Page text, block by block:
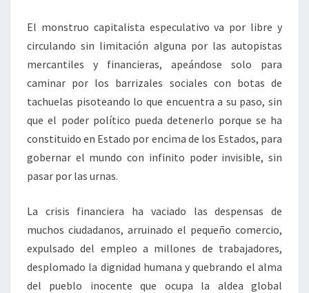
El monstruo capitalista especulativo va por libre y
circulando sin limitación alguna por las autopistas
mercantiles y financieras, apeándose solo para
caminar por los barrizales sociales con botas de
tachuelas pisoteando lo que encuentra a su paso, sin
que el poder político pueda detenerlo porque se ha
constituido en Estado por encima de los Estados, para
gobernar el mundo con infinito poder invisible, sin
pasar por las urnas.
La crisis financiera ha vaciado las despensas de
muchos ciudadanos, arruinado el pequeño comercio,
expulsado del empleo a millones de trabajadores,
desplomado la dignidad humana y quebrando el alma
del pueblo inocente que ocupa la aldea global